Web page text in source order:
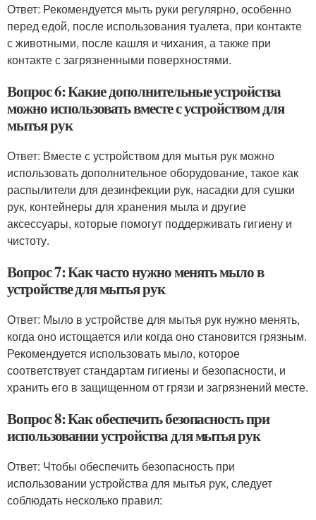
Ответ: Рекомендуется мыть руки регулярно, особенно
перед едой, после использования туалета, при контакте
с животными, после кашля и чихания, а также при
контакте с загрязненными поверхностями.
Вопрос 6: Какие дополнительные устройства
можно использовать вместе с устройством для
мытья рук
Ответ: Вместе с устройством для мытья рук можно
использовать дополнительное оборудование, такое как
распылители для дезинфекции рук, насадки для сушки
рук, контейнеры для хранения мыла и другие
аксессуары, которые помогут поддерживать гигиену и
чистоту.
Вопрос 7: Как часто нужно менять мыло в
устройстве для мытья рук
Ответ: Мыло в устройстве для мытья рук нужно менять,
когда оно истощается или когда оно становится грязным.
Рекомендуется использовать мыло, которое
соответствует стандартам гигиены и безопасности, и
хранить его в защищенном от грязи и загрязнений месте.
Вопрос 8: Как обеспечить безопасность при
использовании устройства для мытья рук
Ответ: Чтобы обеспечить безопасность при
использовании устройства для мытья рук, следует
соблюдать несколько правил: